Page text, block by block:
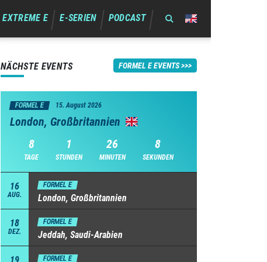
EXTREME E E-SERIEN PODCAST
NÄCHSTE EVENTS FORMEL E EVENTS
FORMEL E 15. August 2026
London, Großbritannien
8
TAGE
1
STUNDEN
26
MINUTEN
7
SEKUNDEN
16
AUG.
FORMEL E
London, Großbritannien
18
DEZ.
FORMEL E
Jeddah, Saudi-Arabien
FORMEL E